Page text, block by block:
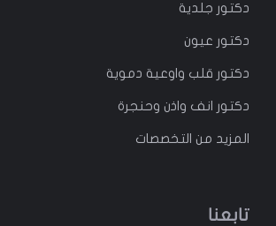
دكتور جلدية
دكتور عيون
دكتور قلب واوعية دموية
دكتور انف واذن وحنجرة
المزيد من التخصصات
تابعنا